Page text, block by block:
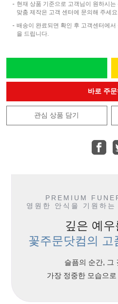
현재 상품 기준으로 고객님이 원하시
맞춤 제작은 고객 센터에 문의해 주세
배송이 완료되면 확인 후 고객센터에
을 드립니다.
바로 주문
관심 상품 담기
PREMIUM
영원한 안식을 기원하
깊은 예
꽃주문닷컴의 고
슬픔의 순간, 그
가장 정중한 모습으